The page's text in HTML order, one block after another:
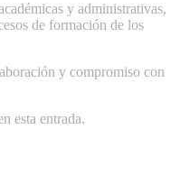
y administrativas,
de formación de los
y compromiso con
esta entrada.